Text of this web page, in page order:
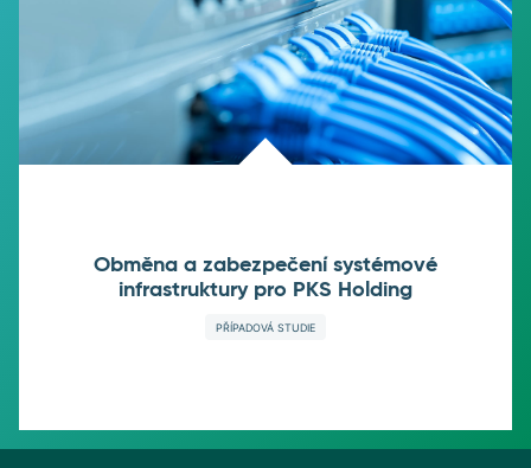
Obměna a zabezpečení systémové
infrastruktury pro PKS Holding
PŘÍPADOVÁ STUDIE